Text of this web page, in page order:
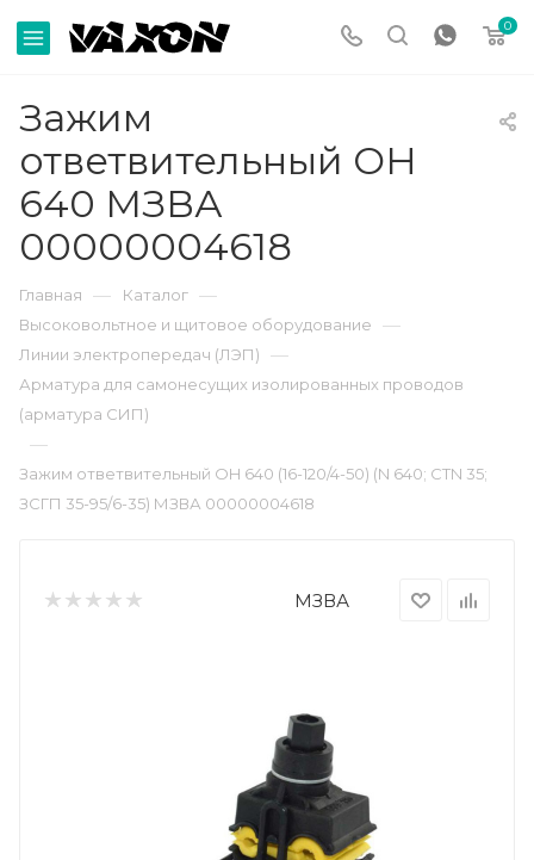
0
Зажим
ответвительный OH
640 МЗВА
00000004618
Главная — Каталог —
Высоковольтное и щитовое оборудование —
Линии электропередач (ЛЭП) —
Арматура для самонесущих изолированных проводов
(арматура СИП)
—
Зажим ответвительный OH 640 (16-120/4-50) (N 640; CTN 35;
ЗСГП 35-95/6-35) МЗВА 00000004618
МЗВА